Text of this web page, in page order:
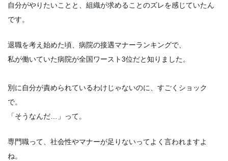
自分がやりたいことと、組織が求めることのズレを感じていたん
です。
退職を考え始めた頃、病院の接遇マナーランキングで、
私が働いていた病院が全国ワースト3位だと知りました。
別に自分が責められているわけじゃないのに、すごくショック
で。
「そうなんだ…」って。
専門職って、社会性やマナーが足りないってよく言われますよ
ね。